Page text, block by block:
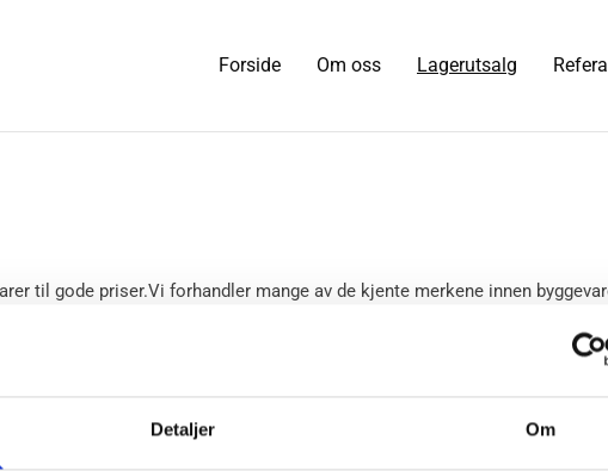
Detaljer Om
Forside Om oss Lagerutsalg
til gode priser.Vi forhandler mange av de kjente merkene innen
kanskje en Brosjyre.
Trapper
Stryntrappa
Ovner
Jøtul